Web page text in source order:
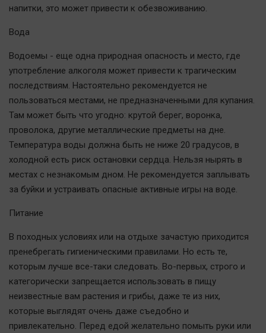
Hедвижимость
XX век: криминальные уроки
Банки
Медицина
Новости компаний
Прогулки по городу Ч
Челябинск космический
Другие рубрики
Bookworms
English version
Online-консультация
напитки, это может привести к обезвоживанию.
Вода
Водоемы - еще одна природная опасность и место, где
употребление алкоголя может привести к трагическим
последствиям. Настоятельно рекомендуется не
пользоваться местами, не предназначенными для купания.
Там может быть что угодно: крутой берег, воронка,
проволока, другие металлические предметы на дне.
Температура воды должна быть не ниже 20 градусов, в
холодной есть риск остановки сердца. Нельзя нырять в
местах с незнакомым дном. Не рекомендуется заплывать
за буйки и устраивать опасные активные игры на воде.
Питание
В походных условиях или на отдыхе зачастую приходится
пренебрегать гигиеническими правилами. Но есть те,
которым лучше все-таки следовать. Во-первых, строго и
категорически запрещается использовать в пищу
неизвестные вам растения и грибы, даже те из них,
которые выглядят очень даже съедобно и
привлекательно. Перед едой желательно помыть руки или